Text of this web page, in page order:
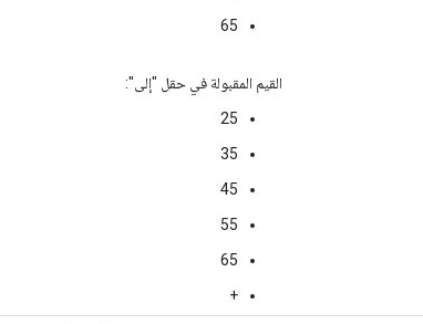
65
القيم المقبولة في حقل "إلى":
25
35
45
55
65
+